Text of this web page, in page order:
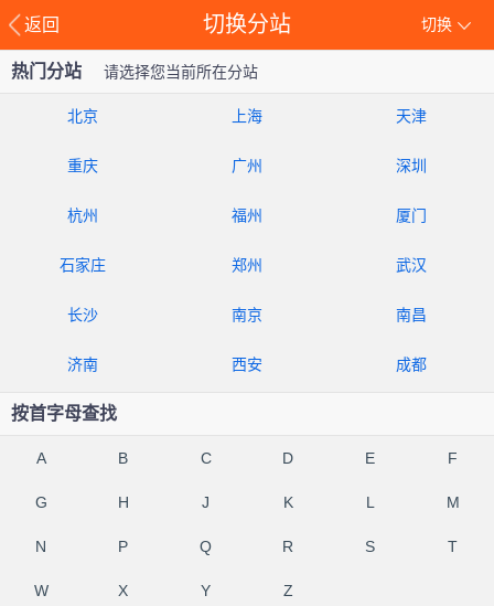
返回 切换
切换分站
热门分站 请选择您当前所在分站
北京 上海 天津
重庆 广州 深圳
杭州 福州 厦门
石家庄 郑州 武汉
长沙 南京 南昌
济南 西安 成都
按首字母查找
A B C D E F
G H J K L M
N P Q R S T
W X Y Z